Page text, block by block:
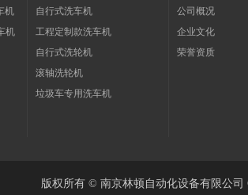
机
机
自行式洗车机
工程定制款洗车机
自行式洗轮机
滚轴洗轮机
垃圾车专用洗车机
公司概况
企业文化
荣誉资质
版权所有 © 南京林顿自动化设备有限公